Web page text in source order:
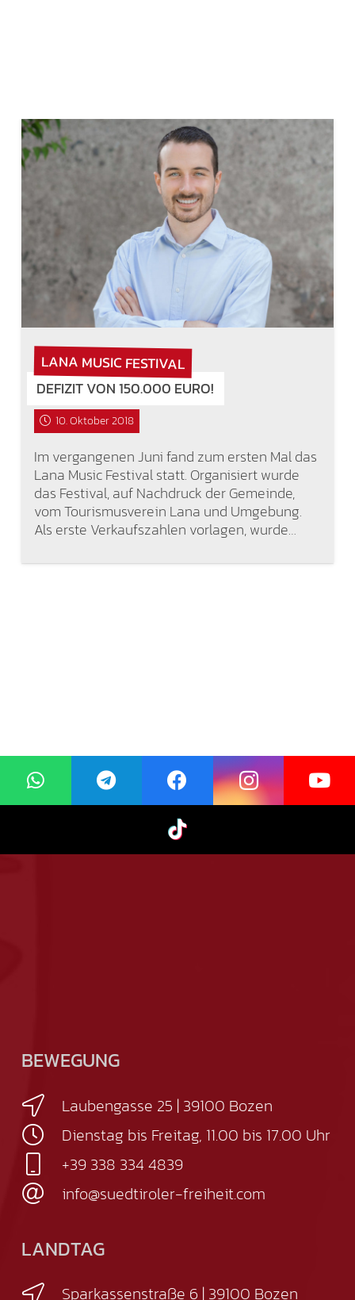
LANA MUSIC FESTIVAL
DEFIZIT VON 150.000 EURO!
10. Oktober 2018
Im vergangenen Juni fand zum ersten Mal das
Lana Music Festival statt. Organisiert wurde
das Festival, auf Nachdruck der Gemeinde,
vom Tourismusverein Lana und Umgebung.
Als erste Verkaufszahlen vorlagen, wurde…
BEWEGUNG
Laubengasse 25 | 39100 Bozen
Dienstag bis Freitag, 11.00 bis 17.00 Uhr
+39 338 334 4839
info@suedtiroler-freiheit.com
LANDTAG
Sparkassenstraße 6 | 39100 Bozen